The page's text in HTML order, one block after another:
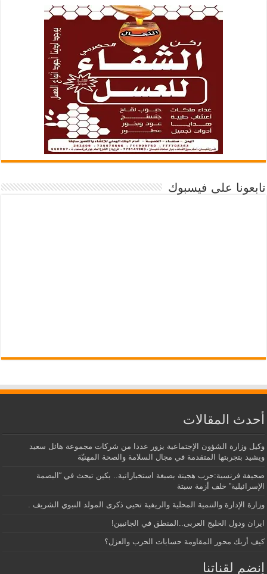
تابعونا على فيسبوك
أحدث المقالات
وكيل وزارة الشؤون الإجتماعية يزور عددا من شركات مجموعة هائل سعيد
ويشيد بتجربتها المتقدمة في مجال السلامة والصحة المهنيّة
صحيفة فرنسية:حرب هجينة بصبغة استخباراتية.. بكين تبحث في “البصمة
الإسرائيلية” خلف أزمة سبتة
وزارة الإدارة والتنمية المحلية والريفية تحيي ذكرى المولد النبوي الشريف .
ايران ودول الخليج العربى..المنطق في الجانبين!
كيف أربك محور المقاومة حسابات الحرب والعزل؟
إنضم لقناتنا